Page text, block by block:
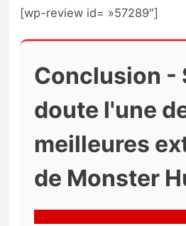
[wp-review id= »57289″]
Conclusion -
doute l'une
meilleures
de Monster